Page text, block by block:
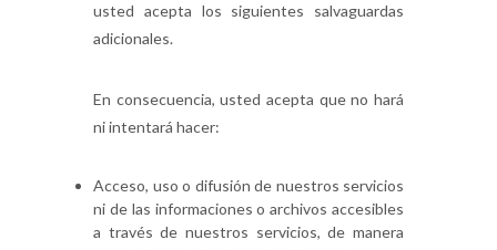
usted acepta los siguientes salvaguardas
adicionales.
En consecuencia, usted acepta que no hará
ni intentará hacer:
Acceso, uso o difusión de nuestros servicios
ni de las informaciones o archivos accesibles
a través de nuestros servicios, de manera